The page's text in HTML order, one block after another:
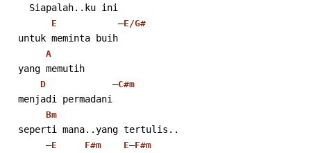
    Siapalah..ku ini
E
           –
E/G#
  untuk meminta buih
A
  yang memutih
D
            –
C#m
  menjadi permadani
Bm
  seperti mana..yang tertulis..
       –
E F#m E–F#m